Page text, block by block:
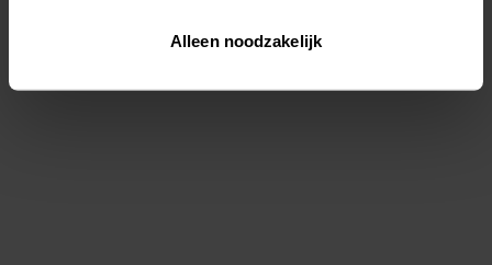
Via "Cookie instellingen" kun je ook zelf instellen welke
Alleen noodzakelijk